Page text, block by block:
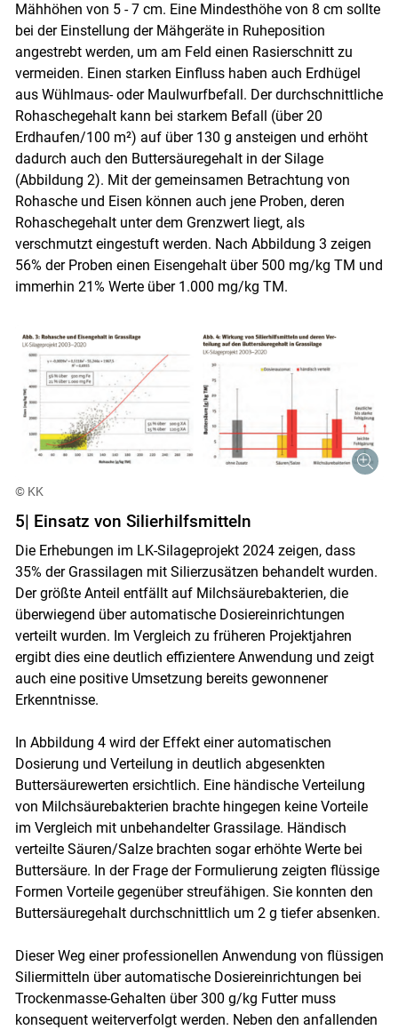
Mähhöhen von 5 - 7 cm. Eine Mindesthöhe von 8 cm sollte
bei der Einstellung der Mähgeräte in Ruheposition
angestrebt werden, um am Feld einen Rasierschnitt zu
vermeiden. Einen starken Einfluss haben auch Erdhügel
aus Wühlmaus- oder Maulwurfbefall. Der durchschnittliche
Rohaschegehalt kann bei starkem Befall (über 20
Erdhaufen/​100 m²) auf über 130 g ansteigen und erhöht
dadurch auch den Buttersäuregehalt in der Silage
(Abbildung 2). Mit der gemeinsamen Betrachtung von
Rohasche und Eisen können auch jene Proben, deren
Rohaschegehalt unter dem Grenzwert liegt, als
verschmutzt eingestuft werden. Nach Abbildung 3 zeigen
56% der Proben einen Eisengehalt über 500 mg/​kg TM und
immerhin 21% Werte über 1.000 mg/​kg TM.
© KK
5| Einsatz von Silierhilfsmitteln
Die Erhebungen im LK-Silageprojekt 2024 zeigen, dass
35% der Grassilagen mit Silierzusätzen behandelt wurden.
Der größte Anteil entfällt auf Milchsäurebakterien, die
überwiegend über automatische Dosiereinrichtungen
verteilt wurden. Im Vergleich zu früheren Projektjahren
ergibt dies eine deutlich effizientere Anwendung und zeigt
auch eine positive Umsetzung bereits gewonnener
Erkenntnisse.
In Abbildung 4 wird der Effekt einer automatischen
Dosierung und Verteilung in deutlich abgesenkten
Buttersäurewerten ersichtlich. Eine händische Verteilung
von Milchsäurebakterien brachte hingegen keine Vorteile
im Vergleich mit unbehandelter Grassilage. Händisch
verteilte Säuren/​Salze brachten sogar erhöhte Werte bei
Buttersäure. In der Frage der Formulierung zeigten flüssige
Formen Vorteile gegenüber streufähigen. Sie konnten den
Buttersäuregehalt durchschnittlich um 2 g tiefer absenken.
Dieser Weg einer professionellen Anwendung von flüssigen
Siliermitteln über automatische Dosiereinrichtungen bei
Trockenmasse-Gehalten über 300 g/​kg Futter muss
konsequent weiterverfolgt werden. Neben den anfallenden